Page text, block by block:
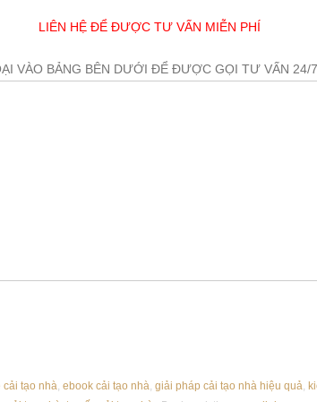
LIÊN HỆ ĐỂ ĐƯỢC TƯ VẤN MIỄN PHÍ
VÀO BẢNG BÊN DƯỚI ĐỂ ĐƯỢC GỌI TƯ VẤN 24/7
cải tạo nhà ebook cải tạo nhà giải pháp cải tạo nhà hiệu quả